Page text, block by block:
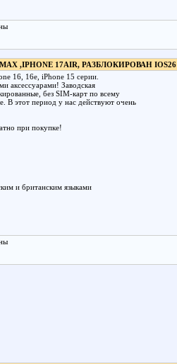
,IPHONE 17AIR, РАЗБЛОКИРОВАН IOS26
16, 16e, iPhone 15 серии.
аксессуарами! Заводская
без SIM-карт по всему
В этот период у нас действуют очень
при покупке!
и британским языками